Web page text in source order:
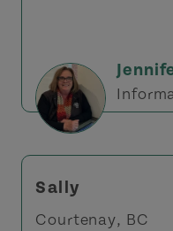
Sally
Courtenay, BC